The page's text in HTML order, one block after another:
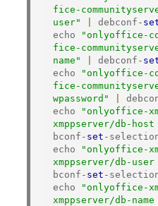
fice-
user"
debconf -
echo
"onlyoffice-
fice-
name"
debconf -
echo
"onlyoffice-
fice-
wpassword"
echo
"onlyoffice-
xmppserver/db-
bconf - set -
echo
"onlyoffice-
xmppserver/db-
bconf - set -
echo
"onlyoffice-
xmppserver/db-